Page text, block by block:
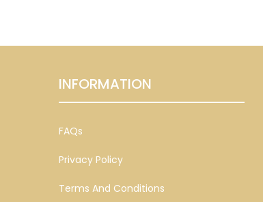
INFORMATION
FAQs
Privacy Policy
Terms And Conditions